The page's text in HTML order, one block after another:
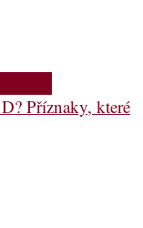
Příznaky, které